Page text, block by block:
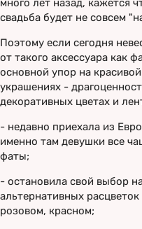
много лет назад, кажется
свадьба будет не совсем
Поэтому если сегодня
от такого аксессуара как
основной упор на
украшениях -
декоративных цветах и
- недавно приехала из
именно там девушки все
фаты;
- остановила свой выбор
альтернативных
розовом, красном;